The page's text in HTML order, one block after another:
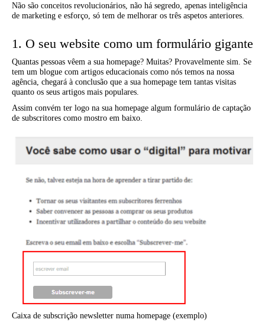
Não são conceitos revolucionários, não há segredo, apenas inteligência
de marketing e esforço, só tem de melhorar os três aspetos anteriores.
1. O seu website como um formulário gigante
Quantas pessoas vêem a sua homepage? Muitas? Provavelmente sim. Se
tem um blogue com artigos educacionais como nós temos na nossa
agência, chegará à conclusão que a sua homepage tem tantas visitas
quanto os seus artigos mais populares.
Assim convém ter logo na sua homepage algum formulário de captação
de subscritores como mostro em baixo.
Caixa de subscrição newsletter numa homepage (exemplo)